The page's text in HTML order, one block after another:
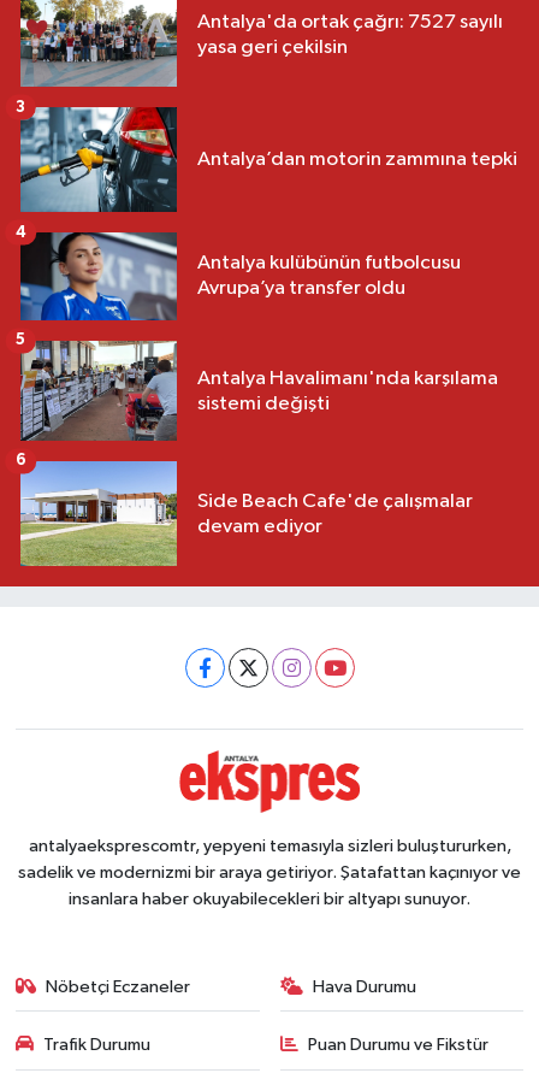
Antalya'da ortak çağrı: 7527 sayılı
yasa geri çekilsin
Antalya’dan motorin zammına tepki
3
Antalya kulübünün futbolcusu
Avrupa’ya transfer oldu
4
Antalya Havalimanı'nda karşılama
sistemi değişti
5
Side Beach Cafe'de çalışmalar
devam ediyor
6
antalyaeksprescomtr, yepyeni temasıyla sizleri buluştururken,
sadelik ve modernizmi bir araya getiriyor. Şatafattan kaçınıyor ve
insanlara haber okuyabilecekleri bir altyapı sunuyor.
Nöbetçi Eczaneler Hava Durumu
Trafik Durumu Puan Durumu ve Fikstür